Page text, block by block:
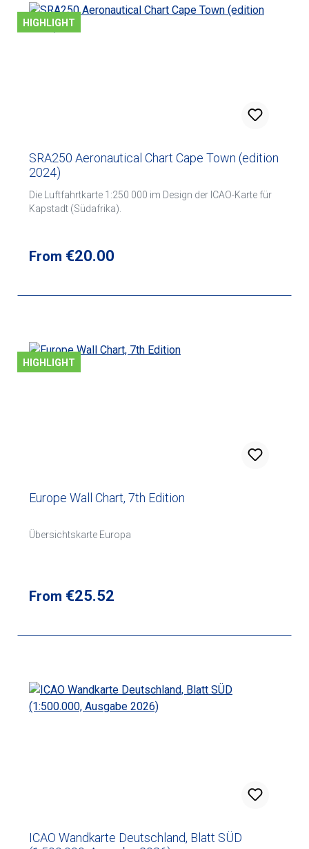
HIGHLIGHT
SRA250 Aeronautical Chart Cape Town (edition
2024)
Die Luftfahrtkarte 1:250 000 im Design der ICAO-Karte für
Kapstadt (Südafrika).
Regular price:
From €20.00
HIGHLIGHT
Europe Wall Chart, 7th Edition
Übersichtskarte Europa
Regular price:
From €25.52
ICAO Wandkarte Deutschland, Blatt SÜD